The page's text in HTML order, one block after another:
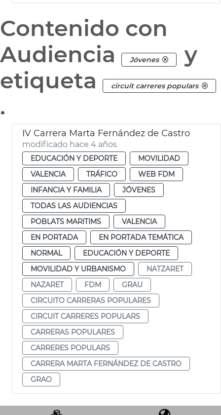
Contenido con
Audiencia
Jóvenes
y
etiqueta
circuit carreres populars
.
IV Carrera Marta Fernández de Castro
modificado hace 4 años
EDUCACIÓN Y DEPORTE
MOVILIDAD
VALENCIA
TRÁFICO
WEB FDM
INFANCIA Y FAMILIA
JÓVENES
TODAS LAS AUDIENCIAS
POBLATS MARITIMS
VALENCIA
EN PORTADA
EN PORTADA TEMÁTICA
NORMAL
EDUCACIÓN Y DEPORTE
MOVILIDAD Y URBANISMO
NATZARET
NAZARET
FDM
GRAU
CIRCUITO CARRERAS POPULARES
CIRCUIT CARRERES POPULARS
CARRERAS POPULARES
CARRERES POPULARS
CARRERA MARTA FERNÁNDEZ DE CASTRO
GRAO